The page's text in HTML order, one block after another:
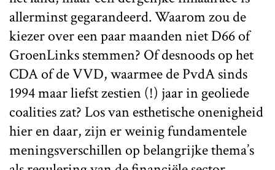
allerminst gegarandeerd. Waarom zou de
kiezer over een paar maanden niet D66 of
GroenLinks stemmen? Of desnoods op het
CDA of de VVD, waarmee de PvdA sinds
1994 maar liefst zestien (!) jaar in geoliede
coalities zat? Los van esthetische onenigheid
hier en daar, zijn er weinig fundamentele
meningsverschillen op belangrijke thema’s